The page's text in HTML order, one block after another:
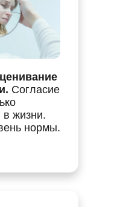
Согласие
в жизни.
нормы.